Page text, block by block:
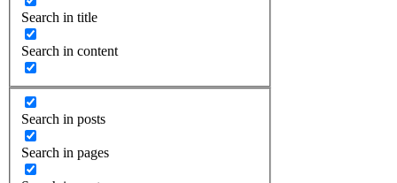
Search in title
Search in content
Search in posts
Search in pages